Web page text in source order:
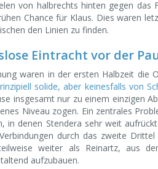
von halbrechts hinten gegen das
Chance für Klaus. Dies waren
den Linien zu finden.
Eintracht vor der
waren in der ersten Halbzeit die
solide, aber keinesfalls von
insgesamt nur zu einem einzigen
Niveau zogen. Ein zentrales
in denen Stendera sehr weit
durch das zweite
weiter als Reinartz, aus
aufzubauen.